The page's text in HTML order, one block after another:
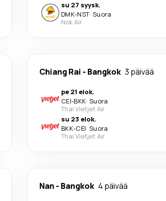
su 27 syysk.
DMK-NST· Suora
Nok Air
Chiang Rai - Bangkok 3 päivää
pe 21 elok.
CEI-BKK· Suora
Thai Vietjet Air
su 23 elok.
BKK-CEI· Suora
Thai Vietjet Air
Nan - Bangkok 4 päivää